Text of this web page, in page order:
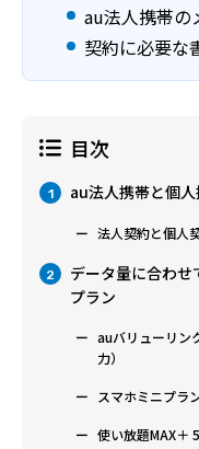
au法人携帯の
契約に必要な
目次
1 au法人携帯と個
法人契約と個人
2
データ量に合わ
プラン
auバリューリン
力）
スマホミニプラ
使い放題MAX＋